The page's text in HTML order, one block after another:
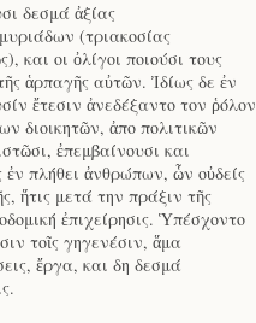
δεσμά ἀξίας
(τριακοσίας
και οι ὀλίγοι ποιούσι τους
ἁρπαγῆς αὐτῶν. Ἰδίως δε ἐν
ἔτεσιν ἀνεδέξαντο τον ῥόλον
διοικητῶν, ἀπο πολιτικῶν
ἐπεμβαίνουσι και
ἐν πλήθει ἀνθρώπων, ὧν οὐδείς
ἥτις μετά την πράξιν τῆς
ἐπιχείρησις. Ὑπέσχοντο
τοῖς γηγενέσιν, ἅμα
ἔργα, και δη δεσμά